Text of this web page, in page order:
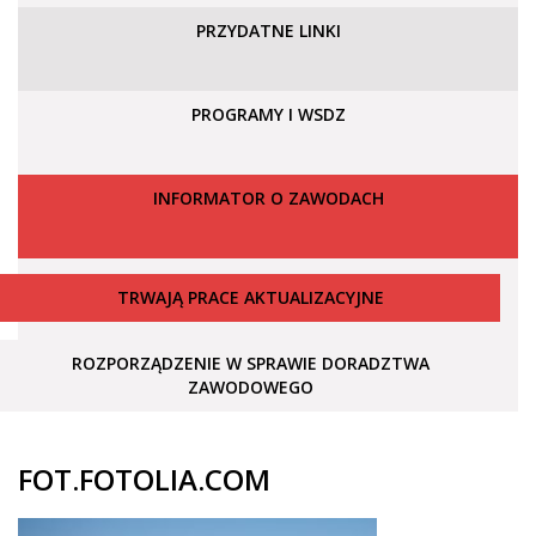
PRZYDATNE LINKI
PROGRAMY I WSDZ
INFORMATOR O ZAWODACH
TRWAJĄ PRACE AKTUALIZACYJNE
ROZPORZĄDZENIE W SPRAWIE DORADZTWA
ZAWODOWEGO
FOT.FOTOLIA.COM